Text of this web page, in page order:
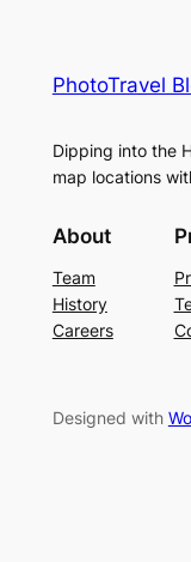
PhotoTravel
Dipping into the
map locations
About
Team
History
Careers
Designed with